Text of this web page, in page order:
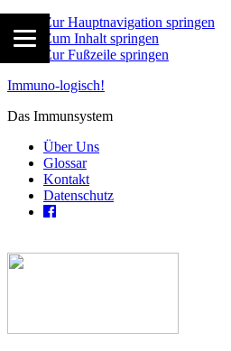
Zur Hauptnavigation springen
Zum Inhalt springen
Zur Fußzeile springen
Immuno-logisch!
Das Immunsystem
Über Uns
Glossar
Kontakt
Datenschutz